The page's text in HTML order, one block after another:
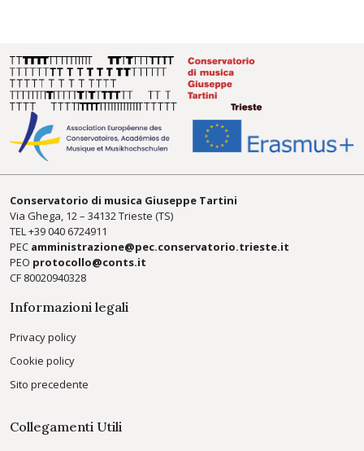
Conservatorio di musica Giuseppe Tartini
Via Ghega, 12 – 34132 Trieste (TS)
TEL +39040 6724911
PEC amministrazione@pec.conservatorio.trieste.it
PEO protocollo@conts.it
CF 80020940328
Informazioni legali
Privacy policy
Cookie policy
Sito precedente
Collegamenti Utili